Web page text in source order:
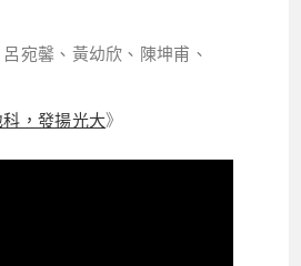
宛馨、黃幼欣、陳坤甫、
科，發揚光大》